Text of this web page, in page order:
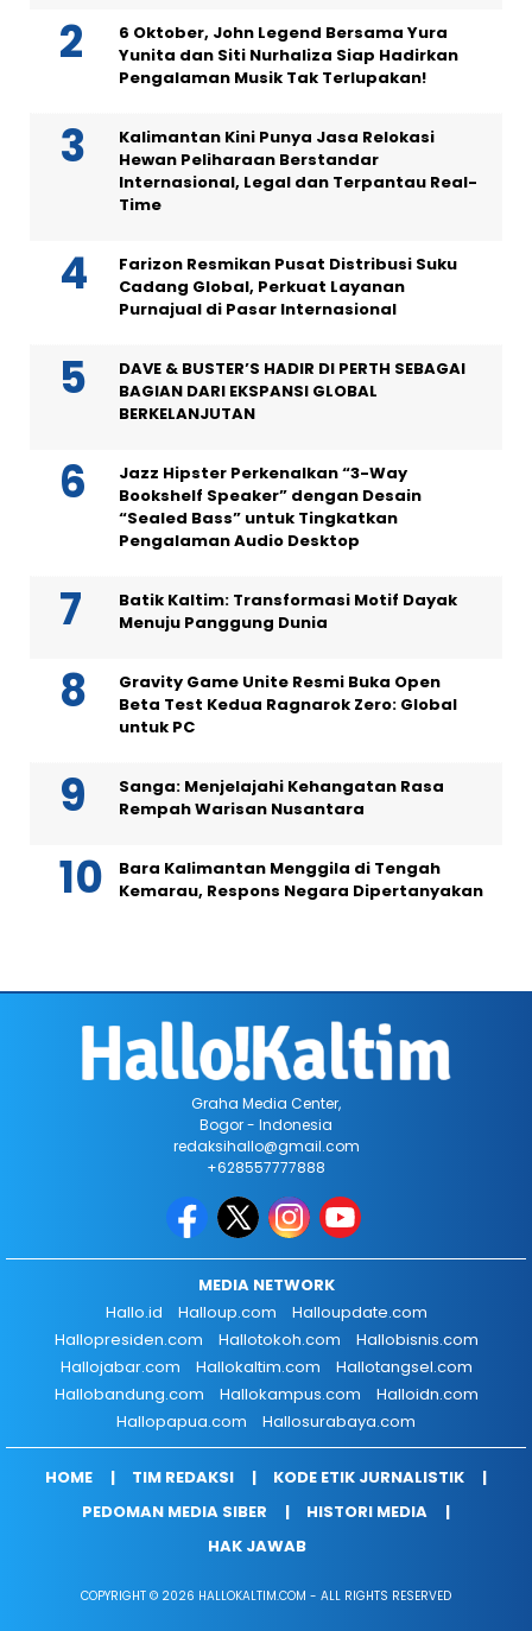
6 Oktober, John Legend Bersama Yura
Yunita dan Siti Nurhaliza Siap Hadirkan
Pengalaman Musik Tak Terlupakan!
Kalimantan Kini Punya Jasa Relokasi
Hewan Peliharaan Berstandar
Internasional, Legal dan Terpantau Real-
Time
Farizon Resmikan Pusat Distribusi Suku
Cadang Global, Perkuat Layanan
Purnajual di Pasar Internasional
DAVE & BUSTER’S HADIR DI PERTH SEBAGAI
BAGIAN DARI EKSPANSI GLOBAL
BERKELANJUTAN
Jazz Hipster Perkenalkan “3-Way
Bookshelf Speaker” dengan Desain
“Sealed Bass” untuk Tingkatkan
Pengalaman Audio Desktop
Batik Kaltim: Transformasi Motif Dayak
Menuju Panggung Dunia
Gravity Game Unite Resmi Buka Open
Beta Test Kedua Ragnarok Zero: Global
untuk PC
Sanga: Menjelajahi Kehangatan Rasa
Rempah Warisan Nusantara
Bara Kalimantan Menggila di Tengah
Kemarau, Respons Negara Dipertanyakan
Graha Media Center,
Bogor - Indonesia
redaksihallo@gmail.com
+628557777888
MEDIA NETWORK
Hallo.id
Halloup.com
Halloupdate.com
Hallopresiden.com
Hallotokoh.com
Hallobisnis.com
Hallojabar.com
Hallokaltim.com
Hallotangsel.com
Hallobandung.com
Hallokampus.com
Halloidn.com
Hallopapua.com
Hallosurabaya.com
HOME TIM REDAKSI
KODE ETIK JURNALISTIK
PEDOMAN MEDIA SIBER
HISTORI MEDIA
HAK JAWAB
COPYRIGHT © 2026 HALLOKALTIM.COM - ALL RIGHTS RESERVED